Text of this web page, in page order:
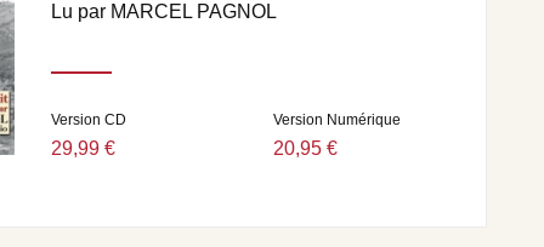
Lu par MARCEL PAGNOL
Version CD
29,99 €
Version Numérique
20,95 €